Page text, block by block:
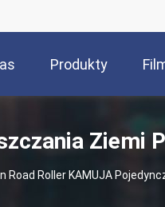
Produkty
Ziemi
Road Roller KAMUJA